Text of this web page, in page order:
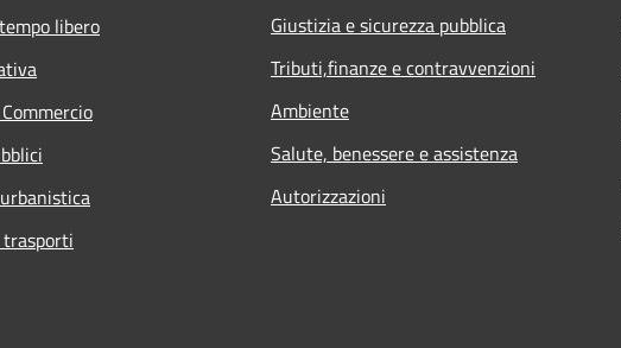
libero
Giustizia e sicurezza pubblica
Tributi,finanze e contravvenzioni
Ambiente
Salute, benessere e assistenza
Autorizzazioni